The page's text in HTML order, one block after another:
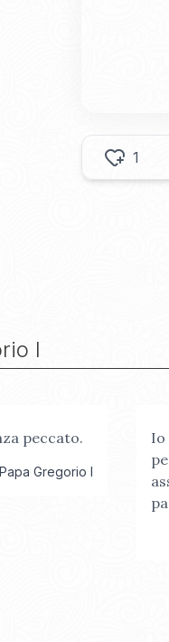
1
I
peccato.
Papa Gregorio I
Io